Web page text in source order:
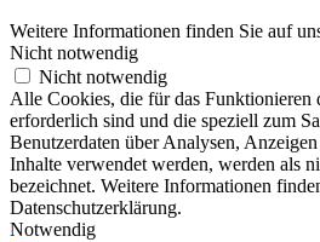
Weitere Informationen finden Sie auf
Nicht notwendig
Nicht notwendig
Alle Cookies, die für das Funktionieren
erforderlich sind und die speziell zum
Benutzerdaten über Analysen,
Inhalte verwendet werden, werden als
bezeichnet. Weitere Informationen
Datenschutzerklärung.
Notwendig